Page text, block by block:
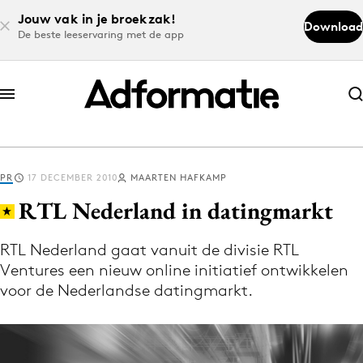
Jouw vak in je broekzak!
De beste leeservaring met de app
Download
Abonneer nu
Abonneer nu
Log in
Download de app
Volg het laatste nieuws via de Adformatie
Nieuws app
PR 17 DECEMBER 2010 MAARTEN HAFKAMP
RTL Nederland in datingmarkt
RTL Nederland gaat vanuit de divisie RTL
Ventures een nieuw online initiatief ontwikkelen
voor de Nederlandse datingmarkt.